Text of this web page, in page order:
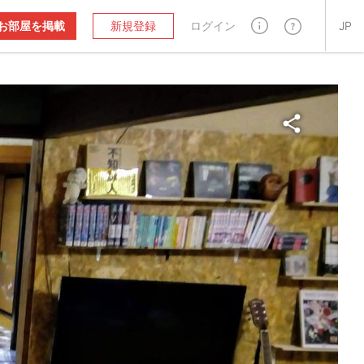
部屋を掲載 新規登録 ログイン JP